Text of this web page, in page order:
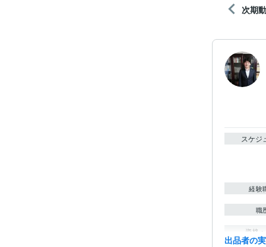
次期
スケジ
経験
職
資格
出品者の